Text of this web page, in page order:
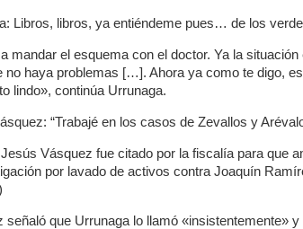
Libros, libros, ya entiéndeme pues… de los
mandar el esquema con el doctor. Ya la
no haya problemas […]. Ahora ya como te digo,
lindo», continúa Urrunaga.
“Trabajé en los casos de Zevallos y
Vásquez fue citado por la fiscalía para que
por lavado de activos contra Joaquín
señaló que Urrunaga lo llamó «insistentemente»